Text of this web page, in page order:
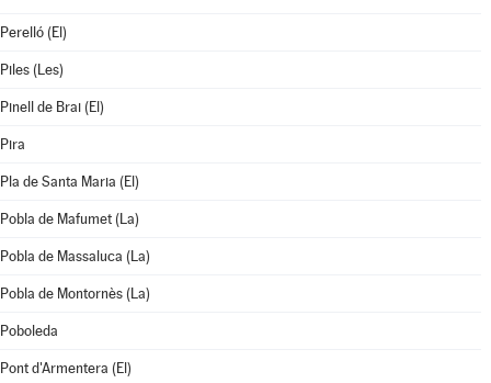
Perelló (El)
Piles (Les)
Pinell de Brai (El)
Pira
Pla de Santa Maria (El)
Pobla de Mafumet (La)
Pobla de Massaluca (La)
Pobla de Montornès (La)
Poboleda
Pont d'Armentera (El)